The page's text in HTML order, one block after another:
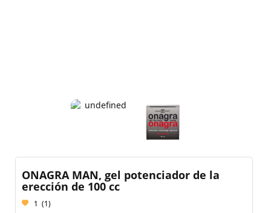
ONAGRA MAN, gel potenciador de la
erección de 100 cc
1 (1)